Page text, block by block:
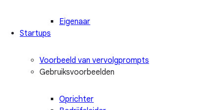
Eigenaar
Startups
Voorbeeld van vervolgprompts
Gebruiksvoorbeelden
Oprichter